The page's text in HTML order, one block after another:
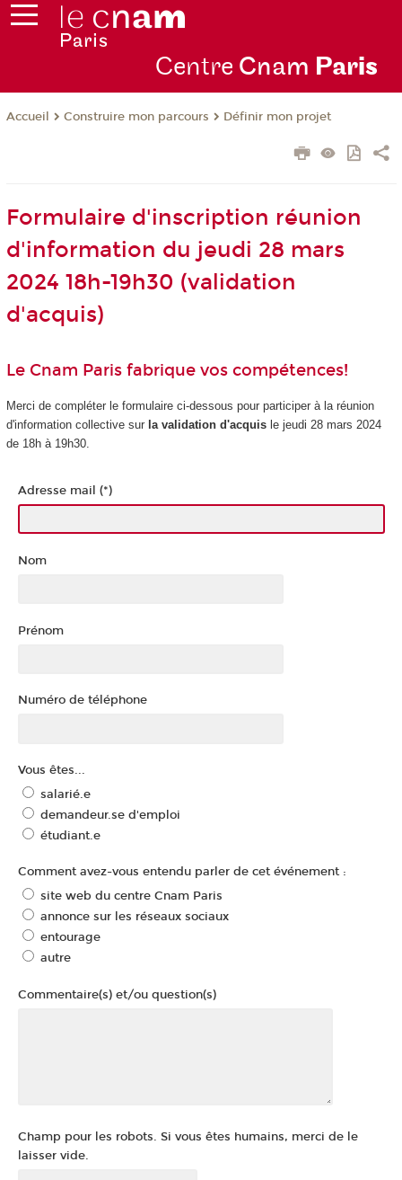
Centre Cnam Paris
Accueil Construire mon parcours Définir mon projet
Formulaire d'inscription réunion
d'information du jeudi 28 mars
2024 18h-19h30 (validation
d'acquis)
Le Cnam Paris fabrique vos compétences!
Merci de compléter le formulaire ci-dessous pour participer à la réunion
d'information collective sur la validation d'acquisle jeudi 28 mars 2024
de 18h à 19h30.
Adresse mail (*)
Nom
Prénom
Numéro de téléphone
Vous êtes...
salarié.e
demandeur.se d'emploi
étudiant.e
Comment avez-vous entendu parler de cet événement :
site web du centre Cnam Paris
annonce sur les réseaux sociaux
entourage
autre
Commentaire(s) et/ou question(s)
Champ pour les robots. Si vous êtes humains, merci de le
laisser vide.